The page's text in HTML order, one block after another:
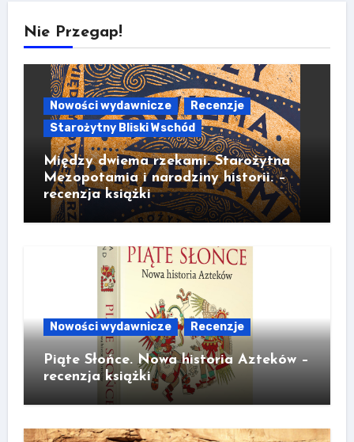
Nie Przegap!
Nowości wydawnicze
Recenzje
Starożytny Bliski Wschód
Między dwiema rzekami. Starożytna
Mezopotamia i narodziny historii. –
recenzja książki
Nowości wydawnicze Recenzje
Piąte Słońce. Nowa historia Azteków –
recenzja książki